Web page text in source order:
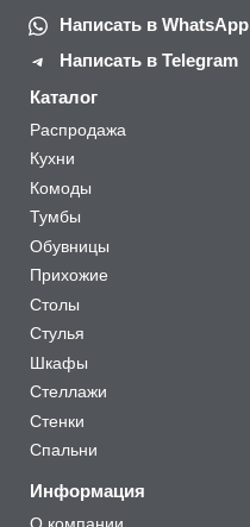
Написать в WhatsApp
Написать в Telegram
Каталог
Распродажа
Кухни
Комоды
Тумбы
Обувницы
Прихожие
Столы
Стулья
Шкафы
Стеллажи
Стенки
Спальни
Информация
О компании